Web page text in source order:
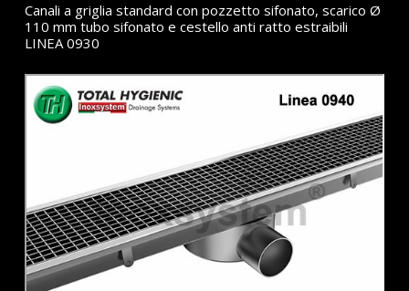
Canali a griglia standard con pozzetto sifonato, scarico Ø
110 mm tubo sifonato e cestello anti ratto estraibili
LINEA 0930